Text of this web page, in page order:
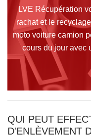
LVE Récupération
rachat et le
moto voiture camion
cours du jour avec
QUI PEUT
D'ENLÈVEMENT